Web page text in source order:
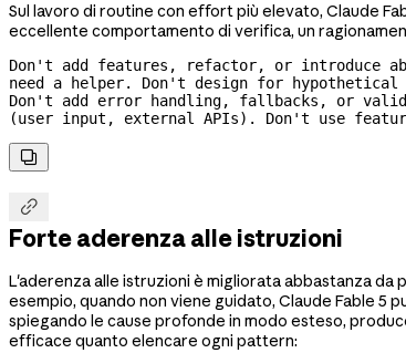
Sul lavoro di routine con effort più elevato, Claude
eccellente comportamento di verifica, un
Don't add features, refactor, or introduce
need a helper. Don't design for
Don't add error handling, fallbacks, or
(user input, external APIs). Don't use


Forte aderenza alle istruzioni
L'aderenza alle istruzioni è migliorata abbastanza
esempio, quando non viene guidato, Claude Fable 5
spiegando le cause profonde in modo esteso,
efficace quanto elencare ogni pattern: